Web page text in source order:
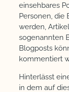
einsehbares
Personen, die
werden,
sogenannten
Blogposts
kommentiert
Hinterlässt
in dem auf